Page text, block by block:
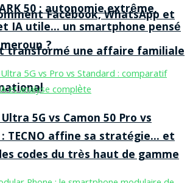
Facebook, WhatsApp et
transformé une affaire familiale
50 : autonomie extrême,
IA utile… un smartphone pensé
?
5G vs Camon 50 Pro vs
: TECNO affine sa stratégie… et
codes du très haut de gamme